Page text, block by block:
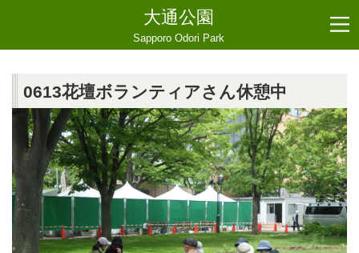
大通公園
Sapporo Odori Park
0613花壇ボランティアさん休憩中